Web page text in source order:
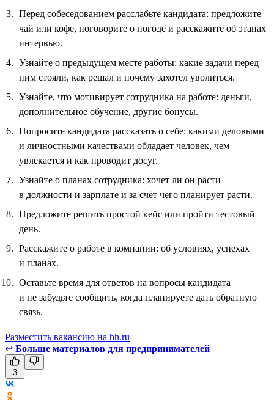
Перед собеседованием расслабьте кандидата: предложите
чай или кофе, поговорите о погоде и расскажите об этапах
интервью.
Узнайте о предыдущем месте работы: какие задачи перед
ним стояли, как решал и почему захотел уволиться.
Узнайте, что мотивирует сотрудника на работе: деньги,
дополнительное обучение, другие бонусы.
Попросите кандидата рассказать о себе: какими деловыми
и личностными качествами обладает человек, чем
увлекается и как проводит досуг.
Узнайте о планах сотрудника: хочет ли он расти
в должности и зарплате и за счёт чего планирует расти.
Предложите решить простой кейс или пройти тестовый
день.
Расскажите о работе в компании: об условиях, успехах
и планах.
Оставьте время для ответов на вопросы кандидата
и не забудьте сообщить, когда планируете дать обратную
связь.
Разместить вакансию на hh.ru
↩ Больше материалов для предпринимателей
3